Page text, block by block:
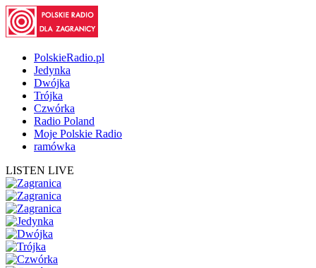
PolskieRadio.pl
Jedynka
Dwójka
Trójka
Czwórka
Radio Poland
Moje Polskie Radio
ramówka
LISTEN LIVE